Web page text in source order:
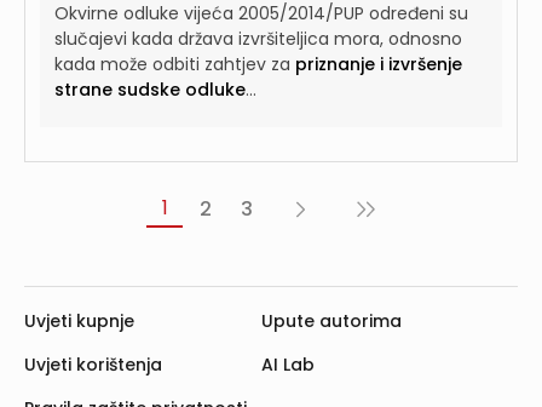
Okvirne odluke vijeća 2005/2014/PUP određeni su
slučajevi kada država izvršiteljica mora, odnosno
kada može odbiti zahtjev za priznanje i izvršenje
strane sudske odluke...
1 2 3
Sljedeća
Posljednja
Uvjeti kupnje
Uvjeti korištenja
Upute autorima
AI Lab